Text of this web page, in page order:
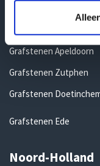
Grafstenen Apeldoorn
Grafstenen Zutphen
Grafstenen
Grafstenen Ede
Noord-Holland